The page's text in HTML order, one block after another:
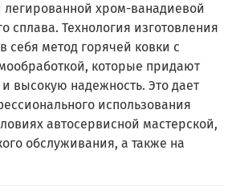
легированной хром-ванадиевой
сплава. Технология изготовления
себя метод горячей ковки с
которые придают
высокую надежность. Это дает
использования
автосервисной мастерской,
обслуживания, а также на